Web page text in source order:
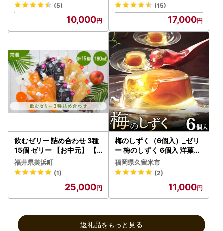
(5)
10,000
(15)
17,000
飲むゼリー 詰め合わせ 3種
15個 ゼリー 【お中元】 【
夏ギフト】 [m01-b031]
福井県美浜町
(1)
25,000
梅のしずく（6個入）_ゼリ
ー 梅のしずく 6個入 洋菓子
スイーツ 久留米の料亭 柚子
庵 紀州産 梅 大粒 甘露煮 ゼ
リー包み 芳醇な梅の味わい
デザート 手土産 プレゼント
贈答 ギフト 久留米市 福岡
取り寄せスイーツ 〔De004
〕
福岡県久留米市
(2)
11,000
返礼品をもっと見る